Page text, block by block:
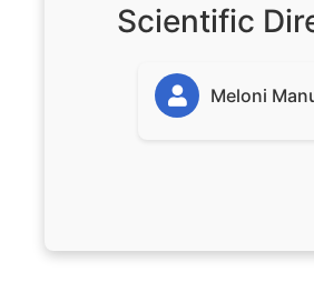
Scientific
Meloni